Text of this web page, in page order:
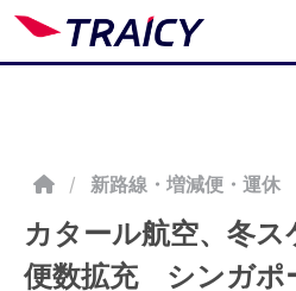
/ 新路線・増減便・運休
カタール航空、冬
便数拡充 シンガポ